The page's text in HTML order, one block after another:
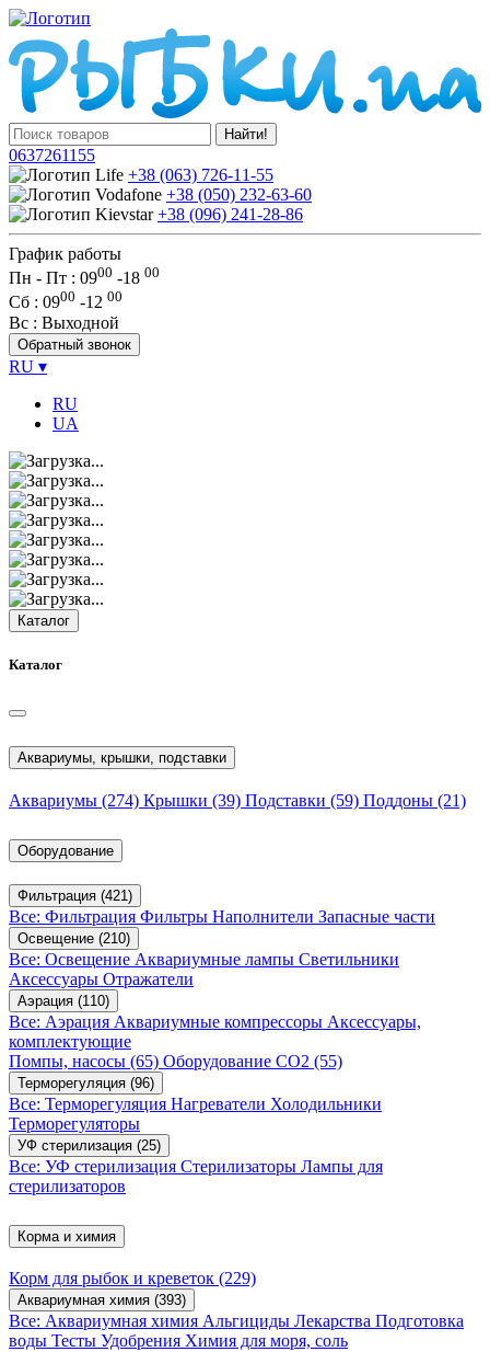
Найти!
0637261155
+38 (063) 726-11-55
+38 (050) 232-63-60
+38 (096) 241-28-86
График работы
Пн - Пт : 0900 -18 00
Сб : 0900 -12 00
Вс : Выходной
Обратный звонок
RU ▾
RU
UA
Каталог
Каталог
Аквариумы, крышки, подставки
Аквариумы (274) Крышки (39) Подставки (59) Поддоны (21)
Оборудование
Фильтрация (421)
Все: Фильтрация Фильтры Наполнители Запасные части
Освещение (210)
Все: Освещение Аквариумные лампы Светильники
Аксессуары Отражатели
Аэрация (110)
Все: Аэрация Аквариумные компрессоры Аксессуары,
комплектующие
Помпы, насосы (65) Оборудование CO2 (55)
Терморегуляция (96)
Все: Терморегуляция Нагреватели Холодильники
Терморегуляторы
УФ стерилизация (25)
Все: УФ стерилизация Стерилизаторы Лампы для
стерилизаторов
Корма и химия
Корм для рыбок и креветок (229)
Аквариумная химия (393)
Все: Аквариумная химия Альгициды Лекарства Подготовка
воды Тесты Удобрения Химия для моря, соль